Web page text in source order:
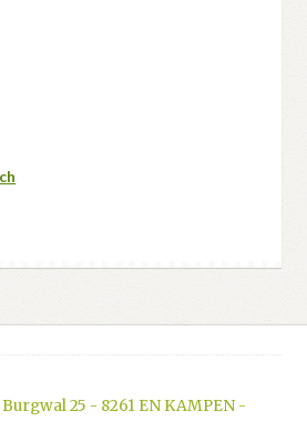
25 - 8261 EN KAMPEN -